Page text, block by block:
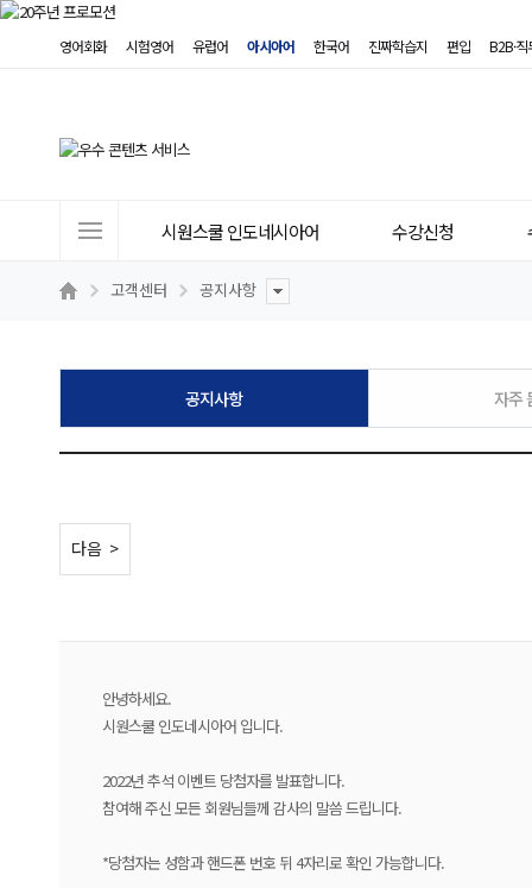
영어회화 시험영어 유럽어 아시아어 한국어 진짜학습지 편입 B2B·
트
시원스쿨 인도네시아어 수강신청
고객센터 공지사항
공지사항 자주
< 이전
다음 >
안녕하세요.
시원스쿨 인도네시아어 입니다.
2022년 추석 이벤트 당첨자를 발표합니다.
참여해 주신 모든 회원님들께 감사의 말씀 드립니다.
*당첨자는 성함과 핸드폰 번호 뒤 4자리로 확인 가능합니다.